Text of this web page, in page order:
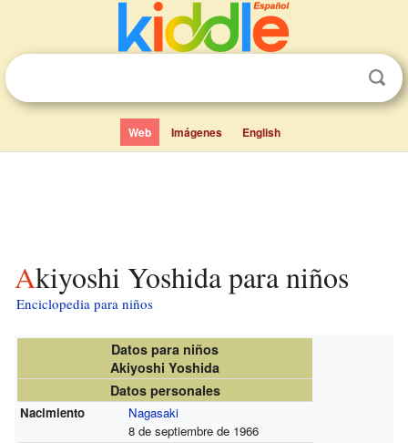
Web Imágenes English
Akiyoshi Yoshida para niños
Enciclopedia para niños
Datos para niños
Akiyoshi Yoshida
Datos personales
Nacimiento
Nagasaki
8 de septiembre de 1966